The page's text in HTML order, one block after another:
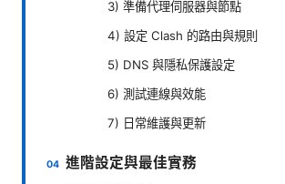
3) 準備代理伺服器與節點
4) 設定 Clash 的路由與規則
5) DNS 與隱私保護設定
6) 測試連線與效能
7) 日常維護與更新
進階設定與最佳實務